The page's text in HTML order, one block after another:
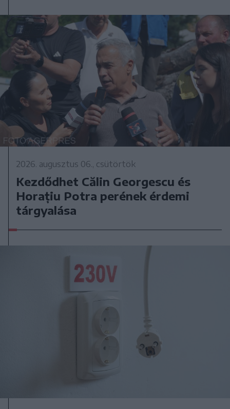
2026. augusztus 06., csütörtök
Kezdődhet Călin Georgescu és
Horațiu Potra perének érdemi
tárgyalása